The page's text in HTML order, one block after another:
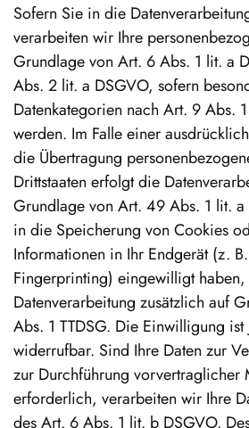
Sofern Sie in die
verarbeiten wir Ihre
Grundlage von Art. 6 Abs. 1 lit. a
Abs. 2 lit. a DSGVO, sofern
Datenkategorien nach Art. 9 Abs.
werden. Im Falle einer
die Übertragung
Drittstaaten erfolgt die
Grundlage von Art. 49 Abs. 1 lit.
in die Speicherung von Cookies
Informationen in Ihr Endgerät (z.
Fingerprinting) eingewilligt
Datenverarbeitung zusätzlich auf
Abs. 1 TTDSG. Die Einwilligung
widerrufbar. Sind Ihre Daten zur
zur Durchführung vorvertraglicher
erforderlich, verarbeiten wir Ihre
des Art. 6 Abs. 1 lit. b DSGVO.